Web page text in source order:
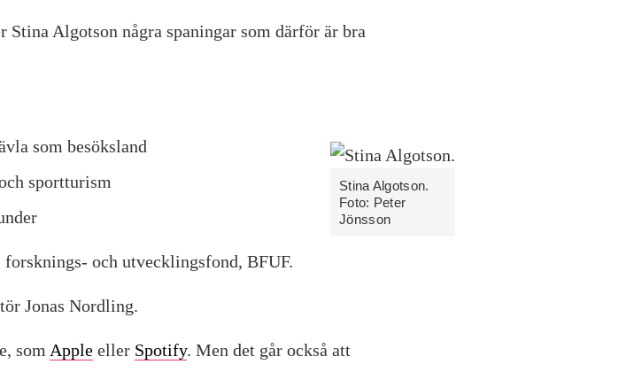
Algotson några spaningar som därför är bra
Stina Algotson.
Foto: Peter
Jönsson
som besöksland
sportturism
och utvecklingsfond, BFUF.
Jonas Nordling.
somApple eller Spotify. Men det går också att